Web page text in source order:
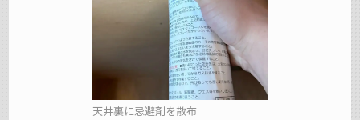
天井裏に忌避剤を散布